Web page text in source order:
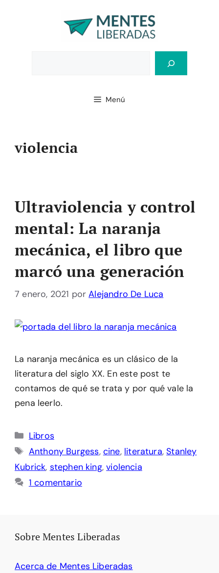
Menú
violencia
Ultraviolencia y control
mental: La naranja
mecánica, el libro que
marcó una generación
7 enero, 2021 porAlejandro De Luca
La naranja mecánica es un clásico de la
literatura del siglo XX. En este post te
contamos de qué se trata y por qué vale la
pena leerlo.
Categorías
Libros
Etiquetas
Anthony Burgess, cine, literatura,Stanley
Kubrick, stephen king,violencia
1 comentario
Sobre Mentes Liberadas
Acerca de Mentes Liberadas